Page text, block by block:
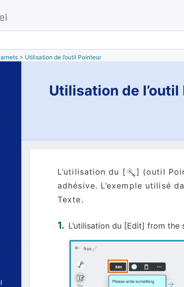
> Utilisation de l’outil Pointeur
Utilisation de
L’utilisation du [
] (outil
adhésive. L’exemple utilisé
Texte.
L’utilisation du [Edit] from